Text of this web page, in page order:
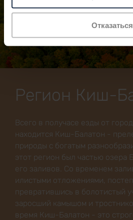
Отказаться
Регион Киш-
Всего в получасе езды от
находится Киш-Балатон -
природы с богатым
этот регион был частью озера
его заливов. Со временем
илистыми отложениями,
превратившись в болотистый
заросший камышом и
время Киш-Балатон - это